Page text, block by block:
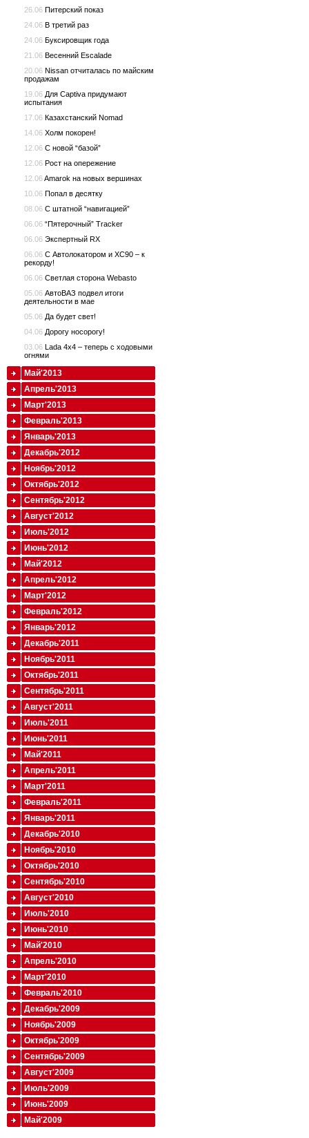
26.06 Питерский показ
24.06 В третий раз
24.06 Буксировщик года
21.06 Весенний Escalade
20.06 Nissan отчиталась по майским
продажам
19.06 Для Captiva придумают
испытания
17.06 Казахстанский Nomad
14.06 Холм покорен!
12.06 С новой “базой”
12.06 Рост на опережение
12.06Amarok на новых вершинах
10.06 Попал в десятку
08.06 С штатной “навигацией”
06.06 “Пятерочный” Tracker
06.06 Экспертный RX
06.06 С Автолокатором и XC90 – к
рекорду!
06.06 Светлая сторона Webasto
05.06 АвтоВАЗ подвел итоги
деятельности в мае
05.06 Да будет свет!
04.06 Дорогу носорогу!
03.06 Lada 4x4 – теперь с ходовыми
огнями
Май'2013
Апрель'2013
Март'2013
Февраль'2013
Январь'2013
Декабрь'2012
Ноябрь'2012
Октябрь'2012
Сентябрь'2012
Август'2012
Июль'2012
Июнь'2012
Май'2012
Апрель'2012
Март'2012
Февраль'2012
Январь'2012
Декабрь'2011
Ноябрь'2011
Октябрь'2011
Сентябрь'2011
Август'2011
Июль'2011
Июнь'2011
Май'2011
Апрель'2011
Март'2011
Февраль'2011
Январь'2011
Декабрь'2010
Ноябрь'2010
Октябрь'2010
Сентябрь'2010
Август'2010
Июль'2010
Июнь'2010
Май'2010
Апрель'2010
Март'2010
Февраль'2010
Декабрь'2009
Ноябрь'2009
Октябрь'2009
Сентябрь'2009
Август'2009
Июль'2009
Июнь'2009
Май'2009